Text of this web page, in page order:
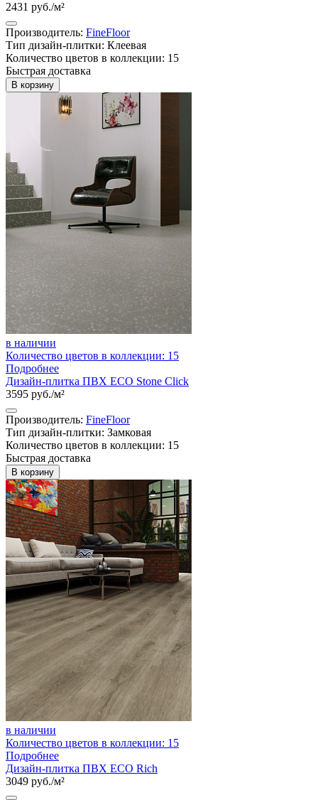
2431 руб./м²
Производитель: FineFloor
Тип дизайн-плитки: Клеевая
Количество цветов в коллекции: 15
Быстрая доставка
В корзину
в наличии
Количество цветов в коллекции: 15
Подробнее
Дизайн-плитка ПВХ ECO Stone Click
3595 руб./м²
Производитель: FineFloor
Тип дизайн-плитки: Замковая
Количество цветов в коллекции: 15
Быстрая доставка
В корзину
в наличии
Количество цветов в коллекции: 15
Подробнее
Дизайн-плитка ПВХ ECO Rich
3049 руб./м²